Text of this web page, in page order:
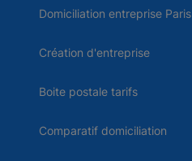
Domiciliation entreprise Paris
Création d'entreprise
Boite postale tarifs
Comparatif domiciliation